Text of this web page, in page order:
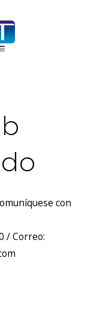
con
/ Correo: